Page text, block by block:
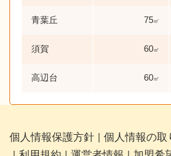
青葉丘 75㎡
須賀 60㎡
高辺台 60㎡
個人情報保護方針 個人情報の取